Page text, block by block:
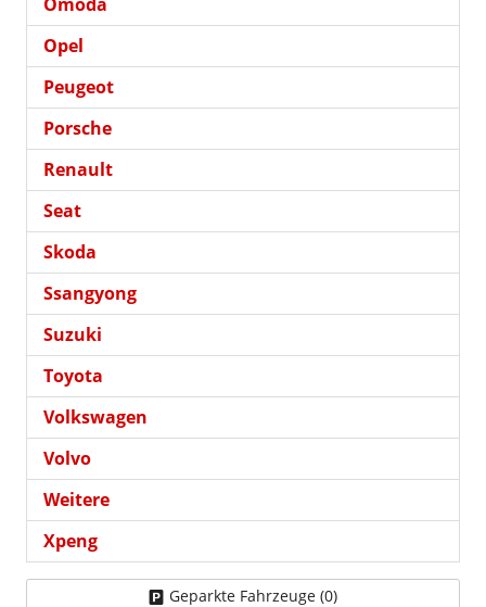
Opel
Peugeot
Porsche
Renault
Seat
Skoda
Ssangyong
Suzuki
Toyota
Volkswagen
Volvo
Weitere
Xpeng
Geparkte Fahrzeuge (0)